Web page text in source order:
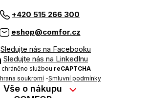
+420 515 266 300
eshop@comfor.cz
Sledujte nás na Facebooku
Sledujte nás na LinkedInu
chráněno službou reCAPTCHA
soukromí-Smluvní podmínky
Vše o nákupu